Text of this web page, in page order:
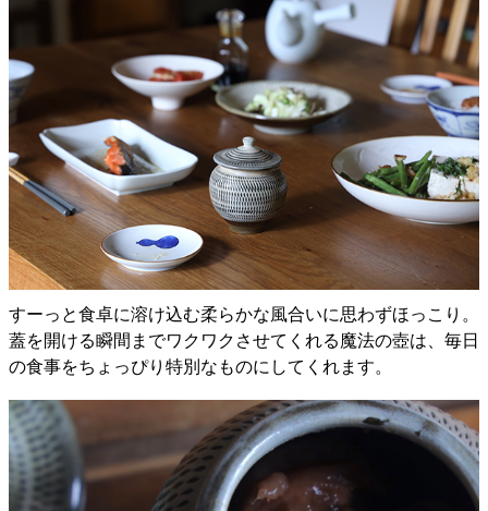
すーっと食卓に溶け込む柔らかな風合いに思わずほっこり。
蓋を開ける瞬間までワクワクさせてくれる魔法の壺は、毎日
の食事をちょっぴり特別なものにしてくれます。